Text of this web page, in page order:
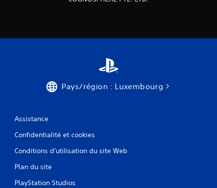
Pays/région : Luxembourg
Assistance
Confidentialité et cookies
Conditions d'utilisation du site Web
Plan du site
PlayStation Studios